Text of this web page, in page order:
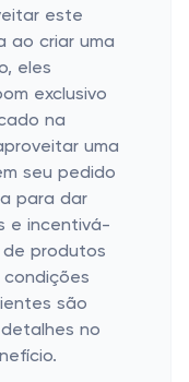
este
ao criar uma
eles
exclusivo
na
uma
seu pedido
para dar
e incentivá-
de produtos
condições
são
no